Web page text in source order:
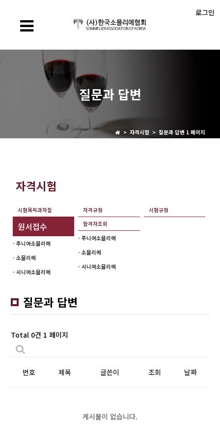
로그인
질문과 답변
> 자격시험 > 질문과 답변 1 페이지
자격시험
시험목적과자질 자격규정 시험규정
원서접수
- 주니어소믈리에
- 소믈리에
- 시니어소믈리에
합격자조회
- 주니어소믈리에
- 소믈리에
- 시니어소믈리에
질문과 답변
Total 0건 1 페이지
번호 제목 글쓴이 조회 날짜
게시물이 없습니다.